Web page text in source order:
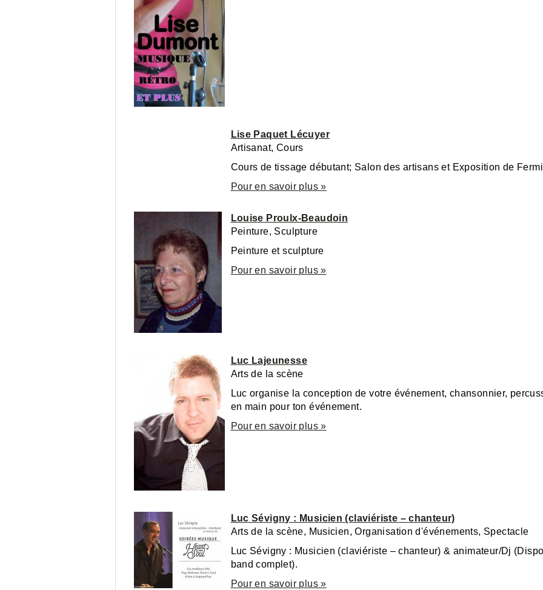
Lise Paquet Lécuyer
Artisanat, Cours
Cours de tissage débutant; Salon des artisans et Exposition de
Pour en savoir plus »
Louise Proulx-Beaudoin
Peinture, Sculpture
Peinture et sculpture
Pour en savoir plus »
Luc Lajeunesse
Arts de la scène
Luc organise la conception de votre événement, chansonnier,
en main pour ton événement.
Pour en savoir plus »
Luc Sévigny : Musicien (claviériste – chanteur)
Arts de la scène, Musicien, Organisation d'événements, Spectacle
Luc Sévigny : Musicien (claviériste – chanteur) & animateur/Dj
band complet).
Pour en savoir plus »